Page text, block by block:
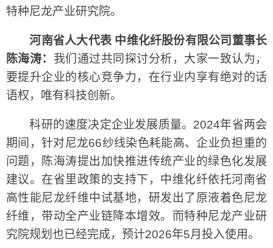
特种尼龙产业研究院。
河南省人大代表 中维化纤股份有限公司董事长
陈海涛： 我们通过共同探讨分析，大家一致认为，
要提升企业的核心竞争力，在行业内享有绝对的话
语权，唯有科技创新。
科研的速度决定企业发展质量。2024年省两会
期间，针对尼龙66纱线染色耗能高、企业负担重的
问题，陈海涛提出加快推进传统产业的绿色化发展
建议。在省里政策的支持下，中维化纤依托河南省
高性能尼龙纤维中试基地，研发出了原液着色尼龙
纤维，带动全产业链降本增效。而特种尼龙产业研
究院规划也已经完成，预计2026年5月投入使用。